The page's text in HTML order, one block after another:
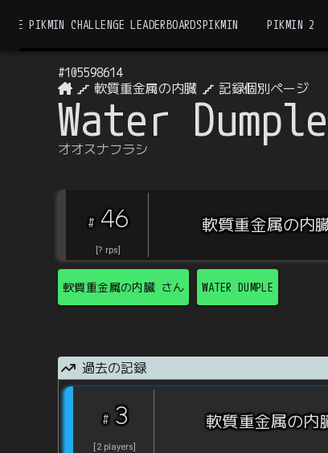
THE PIKMIN CHALLENGE LEADERBOARDSPIKMIN PIKMIN 2
#105598614
軟質重金属の内臓
記録個別ページ
Water Dumple
オオスナフラシ
# 46
[? rps]
軟質重金属の内
軟質重金属の内臓 さん WATER DUMPLE
過去の記録
# 3
[2 players]
軟質重金属の内